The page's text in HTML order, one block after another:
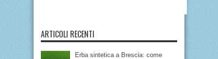
ARTICOLI RECENTI
Erba sintetica a Brescia: come